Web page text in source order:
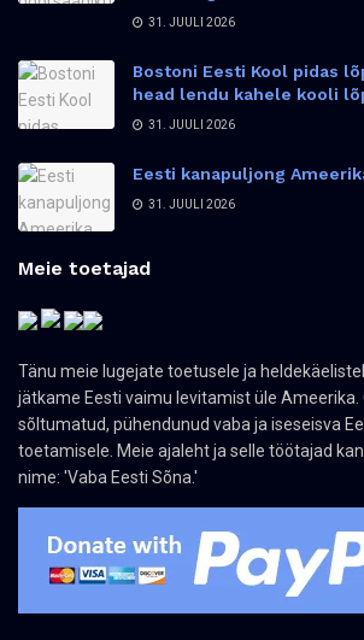
31. JUULI 2026
Bostoni Eesti Kool pidas
head lendu kahele kooli
31. JUULI 2026
Eesti kanapuljong
31. JUULI 2026
Meie toetajad
Tänu meie lugejate toetusele ja
jätkame Eesti vaimu levitamist üle
sõltumatud, pühendunud vaba ja iseseisva
toetamisele. Meie ajaleht ja selle töötajad
nime: 'Vaba Eesti Sõna.'